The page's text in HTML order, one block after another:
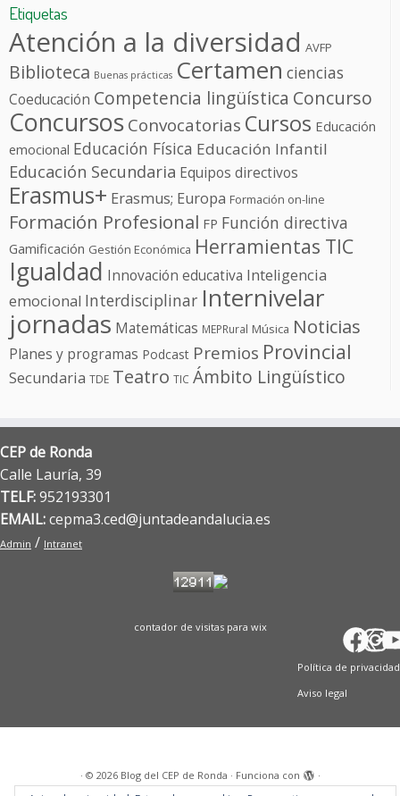
Etiquetas
Atención a la diversidad AVFP
Biblioteca Buenas prácticas Certamen ciencias
Coeducación Competencia lingüística Concurso
ConcursosConvocatorias Cursos Educación
emocional Educación Física Educación Infantil
Educación Secundaria Equipos directivos
Erasmus+ Erasmus; Europa Formación on-line
Formación Profesional FP Función directiva
Gamificación Gestión Económica Herramientas TIC
Igualdad Innovación educativa Inteligencia
emocional Interdisciplinar Internivelar
jornadas Matemáticas MEPRural Música Noticias
Planes y programas Podcast Premios Provincial
Secundaria TDE Teatro TIC Ámbito Lingüístico
CEP de Ronda
Calle Lauría, 39
TELF:952193301
EMAIL:cepma3.ced@juntadeandalucia.es
Admin / Intranet
contador de visitas para wix
X
Política de privacidad
Aviso legal
· © 2026 Blog del CEP de Ronda · Funciona con
·